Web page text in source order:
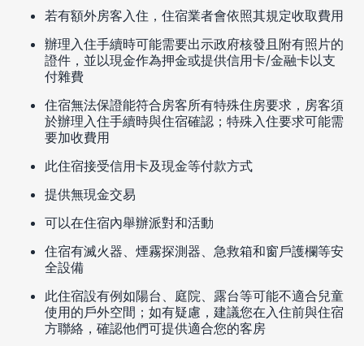
若有額外房客入住，住宿業者會依照其規定收取費用
辦理入住手續時可能需要出示政府核發且附有照片的
證件，並以現金作為押金或提供信用卡/金融卡以支
付雜費
住宿無法保證能符合房客所有特殊住房要求，房客須
於辦理入住手續時與住宿確認；特殊入住要求可能需
要加收費用
此住宿接受信用卡及現金等付款方式
提供無現金交易
可以在住宿內舉辦派對和活動
住宿有滅火器、煙霧探測器、急救箱和窗戶護欄等安
全設備
此住宿設有例如陽台、庭院、露台等可能不適合兒童
使用的戶外空間；如有疑慮，建議您在入住前與住宿
方聯絡，確認他們可提供適合您的客房